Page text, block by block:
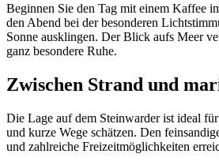
Beginnen Sie den Tag mit einem Kaffee
den Abend bei der besonderen
Sonne ausklingen. Der Blick aufs Meer
ganz besondere Ruhe.
Zwischen Strand und
Die Lage auf dem Steinwarder ist ideal
und kurze Wege schätzen. Den
und zahlreiche Freizeitmöglichkeiten